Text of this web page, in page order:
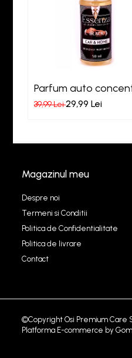
Parfum auto
Essenza Black
39,99 Lei29,99 Lei
Magazinul meu
Despre noi
Termeni si Conditii
Politica de Confidentialitate
Politica de livrare
Contact
©Copyright Osi Premium Care
Platforma E-commerce by